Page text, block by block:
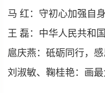
马 红：守初心加强自
王 磊： 中华人民共和
扈庆燕：砥砺同行，感
刘淑敏、鞠桂艳：画